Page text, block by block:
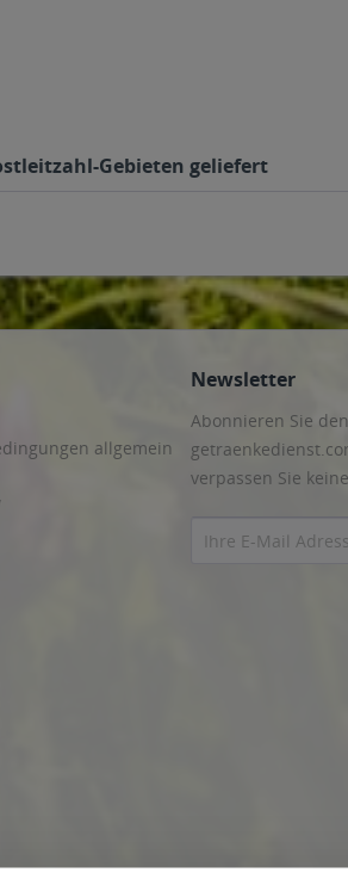
Gebieten geliefert
allgemein
Newsletter
Abonnieren Sie
verpassen Sie